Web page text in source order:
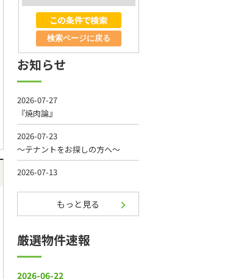
検索ページに戻る
お知らせ
もっと見る
厳選物件速報